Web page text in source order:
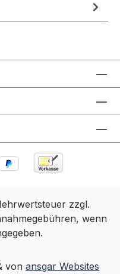
zzgl.
wenn
vonansgar Websites